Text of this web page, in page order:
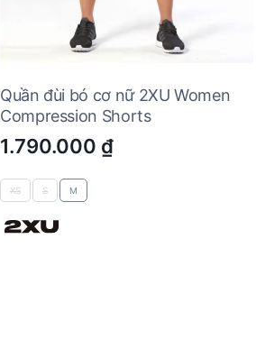
Quần đùi bó cơ nữ 2XU Women
Compression Shorts
1.790.000 ₫
XS S M